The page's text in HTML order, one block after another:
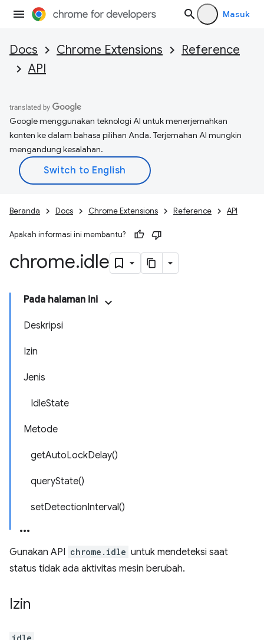
Masuk
Docs Chrome Extensions
Reference
API
Google menggunakan teknologi AI untuk menerjemahkan
konten ke dalam bahasa pilihan Anda. Terjemahan AI mungkin
mengandung kesalahan.
Beranda Docs Chrome Extensions Reference API
Apakah informasi ini membantu?
chrome.idle
Pada halaman ini
Deskripsi
Izin
Jenis
IdleState
Metode
getAutoLockDelay()
queryState()
setDetectionInterval()
Gunakan API chrome.idle untuk mendeteksi saat
status tidak ada aktivitas mesin berubah.
Izin